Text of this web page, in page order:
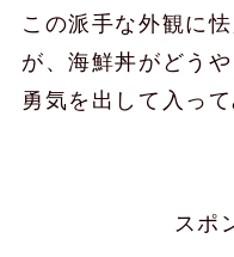
この派手な外観に
が、海鮮丼がどう
勇気を出して入って
スポ